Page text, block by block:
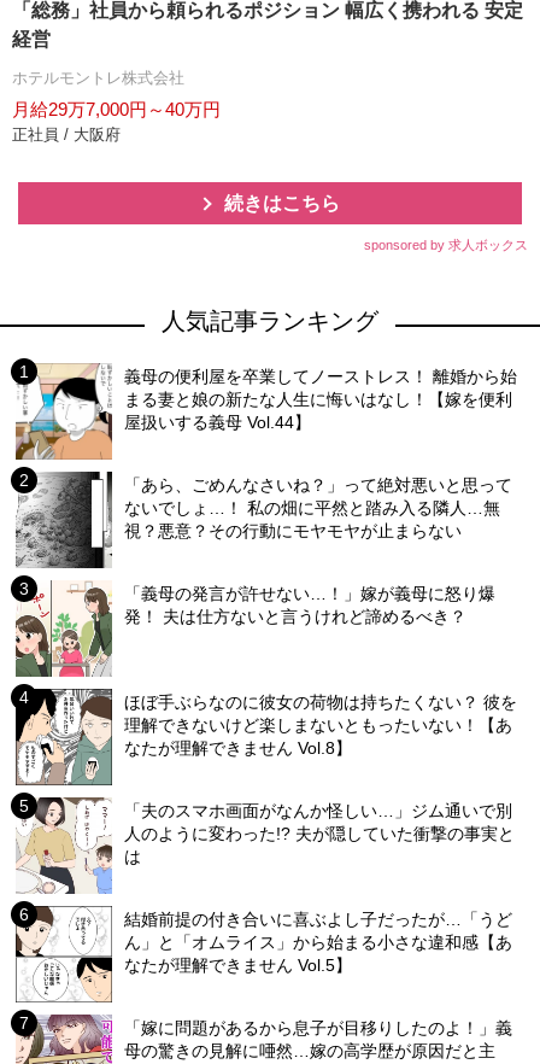
「総務」社員から頼られるポジション 幅広く携われる 安定
経営
ホテルモントレ株式会社
月給29万7,000円～40万円
正社員 / 大阪府
続きはこちら
sponsored by 求人ボックス
人気記事ランキング
義母の便利屋を卒業してノーストレス！ 離婚から始
まる妻と娘の新たな人生に悔いはなし！【嫁を便利
屋扱いする義母 Vol.44】
「あら、ごめんなさいね？」って絶対悪いと思って
ないでしょ…！ 私の畑に平然と踏み入る隣人…無
視？悪意？その行動にモヤモヤが止まらない
「義母の発言が許せない…！」嫁が義母に怒り爆
発！ 夫は仕方ないと言うけれど諦めるべき？
ほぼ手ぶらなのに彼女の荷物は持ちたくない？ 彼を
理解できないけど楽しまないともったいない！【あ
なたが理解できません Vol.8】
「夫のスマホ画面がなんか怪しい…」ジム通いで別
人のように変わった!? 夫が隠していた衝撃の事実と
は
結婚前提の付き合いに喜ぶよし子だったが…「うど
ん」と「オムライス」から始まる小さな違和感【あ
なたが理解できません Vol.5】
「嫁に問題があるから息子が目移りしたのよ！」義
母の驚きの見解に唖然…嫁の高学歴が原因だと主